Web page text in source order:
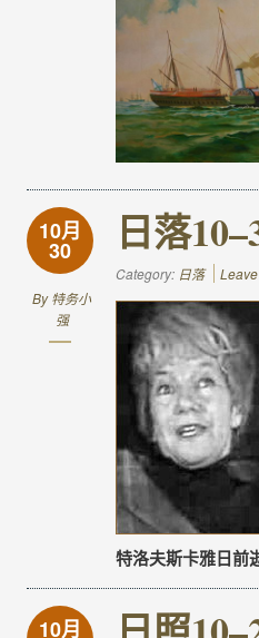
10月
30
By特务小
强
日落
Category: 日落
特洛夫斯卡雅日前
10月